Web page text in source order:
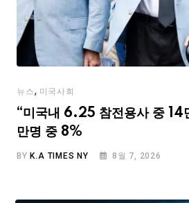
뉴스, 미국사회
“미국내 6.25 참전용사 중
만명 중 8%
BY K.A TIMES NY 8월 7, 2026